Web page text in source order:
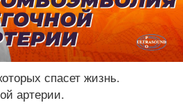
спасет жизнь.
артерии.